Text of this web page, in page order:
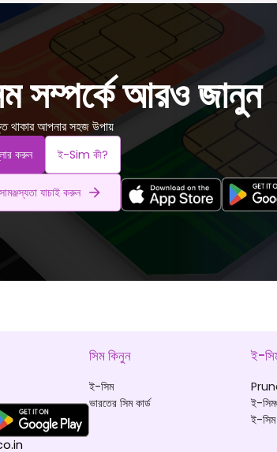
সম্পর্কে আরও জানুন
থাকার আপনার সহজ উপায়
করুন ই-Sim কী?
যাচাই করুন
সিম কিনুন
ই-সিম
ভারতের সিম কার্ড
ই-
ই-
ই-